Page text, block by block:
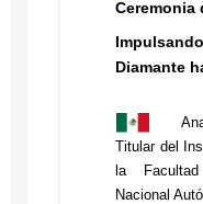
UAEM
para
La
Ceremonia
Diamante
Ana
Titular del
la
Nacional